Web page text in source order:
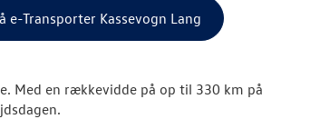
e-Transporter Kassevogn Lang
Med en rækkevidde på op til 330 km på